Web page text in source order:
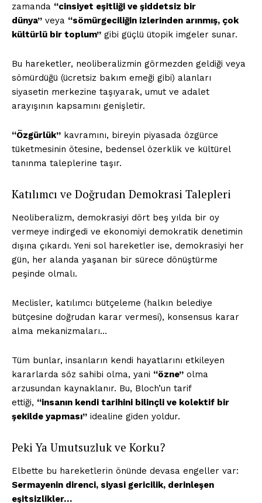
zamanda “cinsiyet eşitliği ve şiddetsiz bir
dünya” veya “sömürgeciliğin izlerinden arınmış, çok
kültürlü bir toplum” gibi güçlü ütopik imgeler sunar.
Bu hareketler, neoliberalizmin görmezden geldiği veya
sömürdüğü (ücretsiz bakım emeği gibi) alanları
siyasetin merkezine taşıyarak, umut ve adalet
arayışının kapsamını genişletir.
“Özgürlük” kavramını, bireyin piyasada özgürce
tüketmesinin ötesine, bedensel özerklik ve kültürel
tanınma taleplerine taşır.
Katılımcı ve Doğrudan Demokrasi Talepleri
Neoliberalizm, demokrasiyi dört beş yılda bir oy
vermeye indirgedi ve ekonomiyi demokratik denetimin
dışına çıkardı. Yeni sol hareketler ise, demokrasiyi her
gün, her alanda yaşanan bir sürece dönüştürme
peşinde olmalı.
Meclisler, katılımcı bütçeleme (halkın belediye
bütçesine doğrudan karar vermesi), konsensus karar
alma mekanizmaları…
Tüm bunlar, insanların kendi hayatlarını etkileyen
kararlarda söz sahibi olma, yani “özne” olma
arzusundan kaynaklanır. Bu, Bloch’un tarif
ettiği, “insanın kendi tarihini bilinçli ve kolektif bir
şekilde yapması” idealine giden yoldur.
Peki Ya Umutsuzluk ve Korku?
Elbette bu hareketlerin önünde devasa engeller var:
Sermayenin direnci, siyasi gericilik, derinleşen
eşitsizlikler…